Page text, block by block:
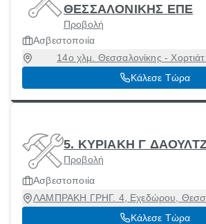
ΘΕΣΣΑΛΟΝΙΚΗΣ ΕΠΕ
Προβολή
Ασβεστοποιία
14ο χλμ. Θεσσαλονίκης -
Θεσσαλονίκη, 57010
Κάλεσε Τώρα
5. ΚΥΡΙΑΚΗ Γ
Προβολή
Ασβεστοποιία
ΛΑΜΠΡΑΚΗ ΓΡΗΓ. 4, Εχεδώρου,
Κάλεσε Τώρα